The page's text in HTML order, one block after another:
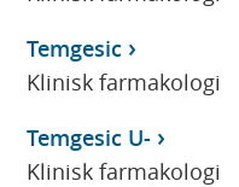
Temgesic
Klinisk farmakologi
Temgesic U-
Klinisk farmakologi